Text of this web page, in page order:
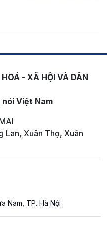
- XÃ HỘI VÀ DÂN
Việt Nam
Lan, Xuân Thọ, Xuân
Nam, TP. Hà Nội